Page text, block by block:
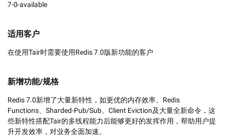
7-0-available
适用客户
在使用Tair时需要使用Redis 7.0版新功能的客户
新增功能/规格
Redis 7.0新增了大量新特性，如更优的内存效率、Redis
Functions、Sharded-Pub/Sub、Client Eviction及大量全新命令，这
些新特性搭配Tair的多线程能力后能够更好的发挥作用，帮助用户提
升开发效率，对业务全面加速。